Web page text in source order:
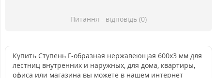
Питання - відповідь (0)
Купить Ступень Г-образная нержавеющая 600x3 мм для
лестниц внутренних и наружных, для дома, квартиры,
офиса или магазина вы можете в нашем интернет